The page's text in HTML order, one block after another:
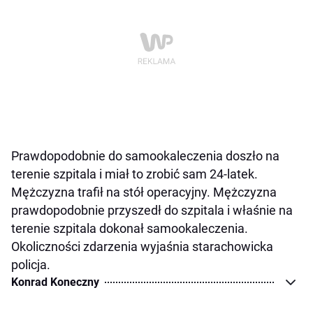
Prawdopodobnie do samookaleczenia doszło na
terenie szpitala i miał to zrobić sam 24-latek.
Mężczyzna trafił na stół operacyjny. Mężczyzna
prawdopodobnie przyszedł do szpitala i właśnie na
terenie szpitala dokonał samookaleczenia.
Okoliczności zdarzenia wyjaśnia starachowicka
policja.
Konrad Koneczny